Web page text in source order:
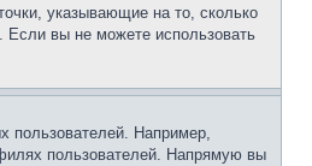
указывающие на то, сколько
Если вы не можете использовать
пользователей. Например,
пользователей. Напрямую вы